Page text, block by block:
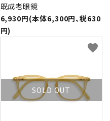
既成老眼鏡
6,930円(本体6,300円、税630
円)
SOLD OUT
favorite